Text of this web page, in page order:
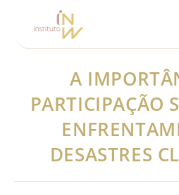
A
PARTICIPAÇÃO
DESASTRES